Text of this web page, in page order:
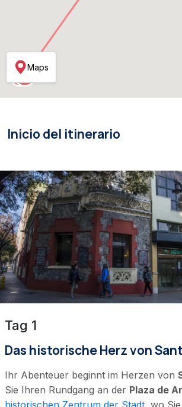
Maps
Inicio del itinerario
Tag 1
Das historische Herz von
Ihr Abenteuer beginnt im Herzen von
Sie Ihren Rundgang an der Plaza de
historischen Zentrum der Stadt , wo